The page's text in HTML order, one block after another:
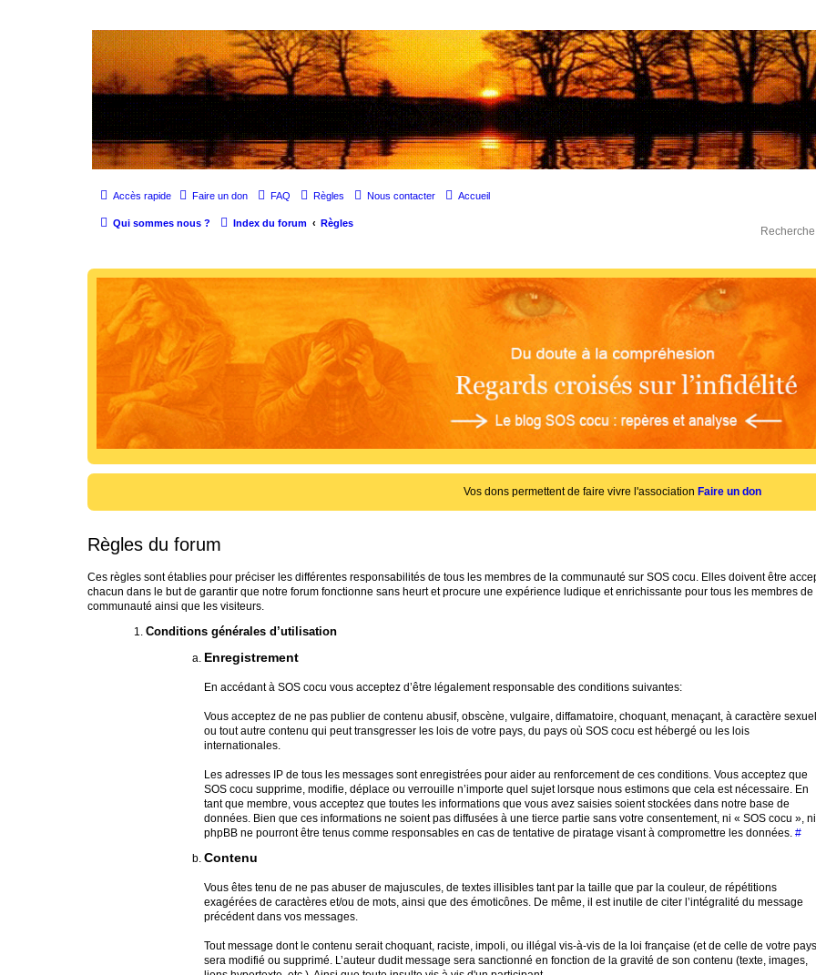
SOS cocu
SOS cocu est une association loi 1901 dont l'objet est le soutien aux victimes d'adultère. Pouvoir parler, se confier, recevoir un soutien moral pour traverser une
Accès rapide Faire un don FAQ Règles Nous contacter Accueil
Qui sommes nous ? Index du forum Règles
Vos dons permettent de faire vivre l'association Faire un don
Règles du forum
Ces règles sont établies pour préciser les différentes responsabilités de tous les membres de la communauté sur SOS cocu. Elles doivent être
chacun dans le but de garantir que notre forum fonctionne sans heurt et procure une expérience ludique et enrichissante pour tous les membres de
communauté ainsi que les visiteurs.
Conditions générales d’utilisation
Enregistrement
En accédant à SOS cocu vous acceptez d’être légalement responsable des conditions suivantes:
Vous acceptez de ne pas publier de contenu abusif, obscène, vulgaire, diffamatoire, choquant, menaçant, à caractère sexuel
ou tout autre contenu qui peut transgresser les lois de votre pays, du pays où SOS cocu est hébergé ou les lois
internationales.
Les adresses IP de tous les messages sont enregistrées pour aider au renforcement de ces conditions. Vous acceptez que
SOS cocu supprime, modifie, déplace ou verrouille n’importe quel sujet lorsque nous estimons que cela est nécessaire. En
tant que membre, vous acceptez que toutes les informations que vous avez saisies soient stockées dans notre base de
données. Bien que ces informations ne soient pas diffusées à une tierce partie sans votre consentement, ni « SOS cocu », ni
phpBB ne pourront être tenus comme responsables en cas de tentative de piratage visant à compromettre les données. #
Contenu
Vous êtes tenu de ne pas abuser de majuscules, de textes illisibles tant par la taille que par la couleur, de répétitions
exagérées de caractères et/ou de mots, ainsi que des émoticônes. De même, il est inutile de citer l’intégralité du message
précédent dans vos messages.
Tout message dont le contenu serait choquant, raciste, impoli, ou illégal vis-à-vis de la loi française (et de celle de votre
sera modifié ou supprimé. L’auteur dudit message sera sanctionné en fonction de la gravité de son contenu (texte, images,